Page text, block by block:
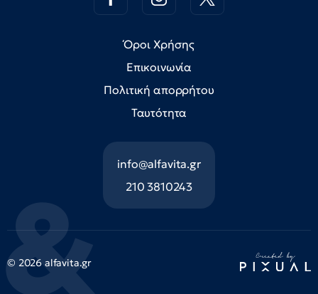
Όροι Χρήσης
Επικοινωνία
Πολιτική απορρήτου
Ταυτότητα
info@alfavita.gr
210 3810243
© 2026 alfavita.gr